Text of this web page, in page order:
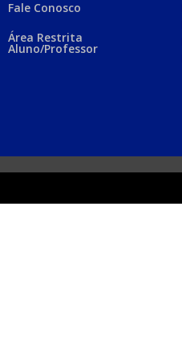
Fale Conosco
Área Restrita
Aluno/Professor